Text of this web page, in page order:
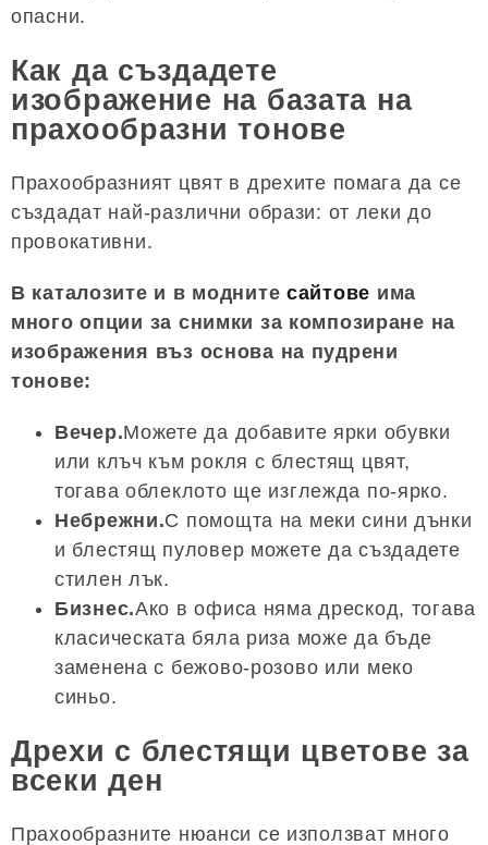
опасни.
Как да създадете
изображение на базата на
прахообразни тонове
Прахообразният цвят в дрехите помага да се
създадат най-различни образи: от леки до
провокативни.
В каталозите и в моднитесайтове има
много опции за снимки за композиране на
изображения въз основа на пудрени
тонове:
Вечер.Можете да добавите ярки обувки
или клъч към рокля с блестящ цвят,
тогава облеклото ще изглежда по-ярко.
Небрежни.С помощта на меки сини дънки
и блестящ пуловер можете да създадете
стилен лък.
Бизнес.Ако в офиса няма дрескод, тогава
класическата бяла риза може да бъде
заменена с бежово-розово или меко
синьо.
Дрехи с блестящи цветове за
всеки ден
Прахообразните нюанси се използват много